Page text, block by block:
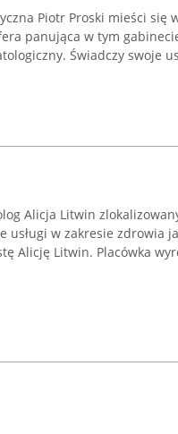
Piotr Proski mieści się
panująca w tym
Świadczy swoje
Alicja Litwin
usługi w zakresie zdrowia
Alicję Litwin. Placówka